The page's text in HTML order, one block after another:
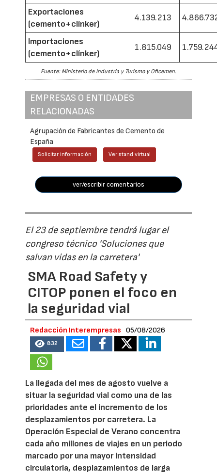
Exportaciones
(cemento+clínker)
4.139.213
Importaciones
(cemento+clínker)
1.815.049
Fuente: Ministerio de Industria y Turismo y Oficemen.
EMPRESAS O ENTIDADES
RELACIONADAS
Agrupación de Fabricantes de Cemento de
España
Solicitar información Ver stand virtual
ver/escribir comentarios
El 23 de septiembre tendrá lugar el
congreso técnico 'Soluciones que
salvan vidas en la carretera'
SMA Road Safety y
CITOP ponen el foco en
la seguridad vial
Redacción Interempresas 05/08/2026
832
La llegada del mes de agosto vuelve a
situar la seguridad vial como una de las
prioridades ante el incremento de los
desplazamientos por carretera. La
Operación Especial de Verano concentra
cada año millones de viajes en un periodo
marcado por una mayor intensidad
circulatoria, desplazamientos de larga